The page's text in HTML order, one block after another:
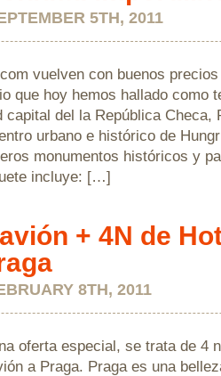
5TH, 2011
vuelven con buenos
que hoy hemos hallado como
capital del la República Checa,
urbano e histórico de
monumentos históricos y
incluye: […]
+ 4N de
8TH, 2011
oferta especial, se trata de 4
a Praga. Praga es una